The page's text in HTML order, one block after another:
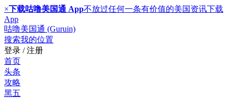
×下载咕噜美国通 App不放过任何一条有价值的美国资讯下载
App
咕噜美国通 (Guruin)
搜索我的位置
登录 / 注册
首页
头条
攻略
黑五